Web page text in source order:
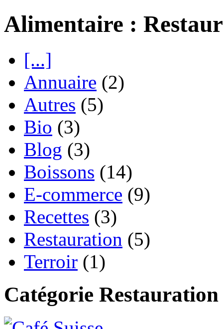
Alimentaire :
[...]
Annuaire (2)
Autres (5)
Bio (3)
Blog (3)
Boissons (14)
E-commerce (9)
Recettes (3)
Restauration (5)
Terroir (1)
Catégorie Restauration